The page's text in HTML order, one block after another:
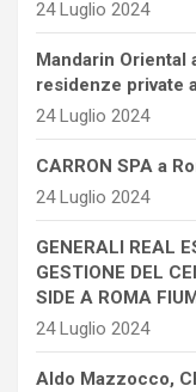
24 Luglio 2024
Mandarin Oriental
residenze private
24 Luglio 2024
CARRON SPA a
24 Luglio 2024
GENERALI REAL
GESTIONE DEL
SIDE A ROMA
24 Luglio 2024
Aldo Mazzocco,